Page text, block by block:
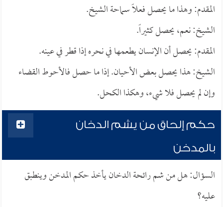
المقدم: وهذا ما يحصل فعلاً سماحة الشيخ.
الشيخ: نعم، يحصل كثيراً.
المقدم: يحصل أن الإنسان يطعمها في نحره إذا قطر في عينه.
الشيخ: هذا يحصل بعض الأحيان. إذا ما حصل فالأحوط القضاء
وإن لم يحصل فلا شيء، وهكذا الكحل.
حكم إلحاق من يشم الدخان
بالمدخن
السؤال: هل من شم رائحة الدخان يأخذ حكم المدخن وينطبق
عليه؟